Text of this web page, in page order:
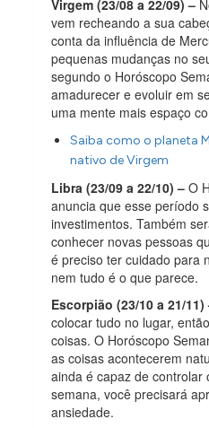
Virgem (23/08 a 22/09) –
vem recheando a sua
conta da influência de
pequenas mudanças no
segundo o Horóscopo
amadurecer e evoluir em
uma mente mais espaço
Saiba como o planeta
nativo de Virgem
Libra (23/09 a 22/10) – O
anuncia que esse período
investimentos. Também
conhecer novas pessoas
é preciso ter cuidado para
nem tudo é o que parece.
Escorpião (23/10 a 21/11)
colocar tudo no lugar,
coisas. O Horóscopo
as coisas acontecerem
ainda é capaz de controlar
semana, você precisará
ansiedade.